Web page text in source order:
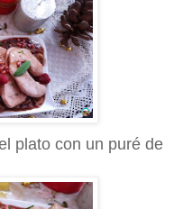
plato con un puré de